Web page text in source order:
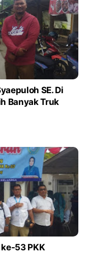
SE. Di
Banyak Truk
53 PKK